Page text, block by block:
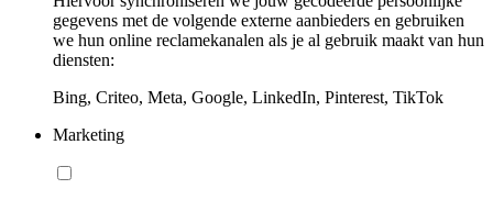
gegevens met de volgende externe aanbieders en gebruiken
we hun online reclamekanalen als je al gebruik maakt van hun
diensten:
Bing, Criteo, Meta, Google, LinkedIn, Pinterest, TikTok
Marketing